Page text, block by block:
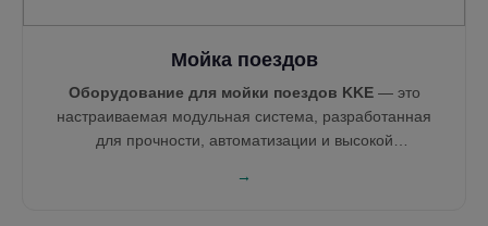
Мойка поездов
Оборудование для мойки поездов KKE— это
настраиваемая модульная система, разработанная
для прочности, автоматизации и высокой
→